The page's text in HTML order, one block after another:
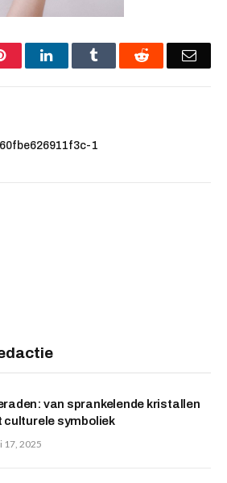
PinterestLinkedIn Tumblr Reddit
1
van sprankelende kristallen
culturele symboliek
17, 2025